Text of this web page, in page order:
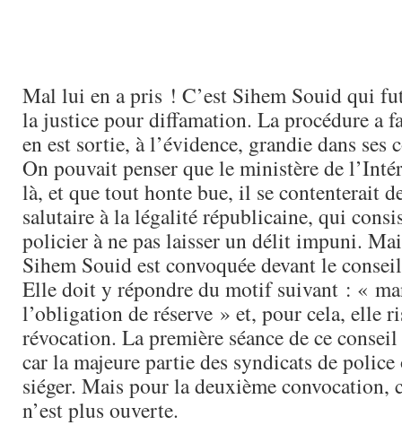
Mal lui en a pris ! C’est Sihem Souid qui
la justice pour diffamation. La procédure a
en est sortie, à l’évidence, grandie dans ses
On pouvait penser que le ministère de
là, et que tout honte bue, il se contenterait
salutaire à la légalité républicaine, qui
policier à ne pas laisser un délit impuni.
Sihem Souid est convoquée devant le
Elle doit y répondre du motif suivant : «
l’obligation de réserve » et, pour cela, elle
révocation. La première séance de ce
car la majeure partie des syndicats de
siéger. Mais pour la deuxième convocation,
n’est plus ouverte.